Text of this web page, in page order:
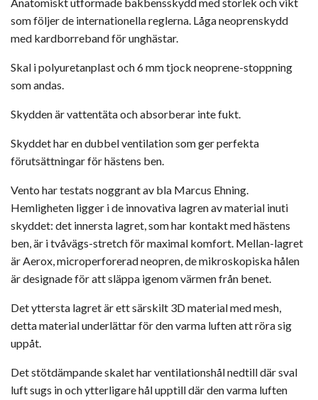
som följer de internationella reglerna. Låga neoprenskydd
med kardborreband för unghästar.
Skal i polyuretanplast och 6 mm tjock neoprene-stoppning
som andas.
Skydden är vattentäta och absorberar inte fukt.
Skyddet har en dubbel ventilation som ger perfekta
förutsättningar för hästens ben.
Vento har testats noggrant av bla Marcus Ehning.
Hemligheten ligger i de innovativa lagren av material inuti
skyddet: det innersta lagret, som har kontakt med hästens
ben, är i tvåvägs-stretch för maximal komfort. Mellan-lagret
är Aerox, microperforerad neopren, de mikroskopiska hålen
är designade för att släppa igenom värmen från benet.
Det yttersta lagret är ett särskilt 3D material med mesh,
detta material underlättar för den varma luften att röra sig
uppåt.
Det stötdämpande skalet har ventilationshål nedtill där sval
luft sugs in och ytterligare hål upptill där den varma luften